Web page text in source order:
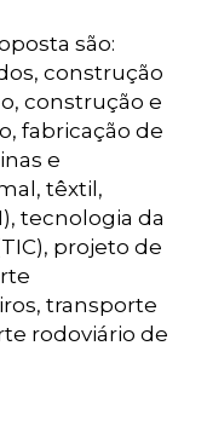
são:
construção
construção e
fabricação de
e
têxtil,
tecnologia da
projeto de
transporte
rodoviário de